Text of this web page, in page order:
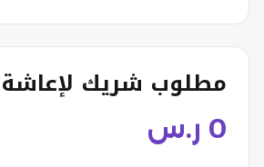
مطلوب شريك لإعاشة
0 ر.س